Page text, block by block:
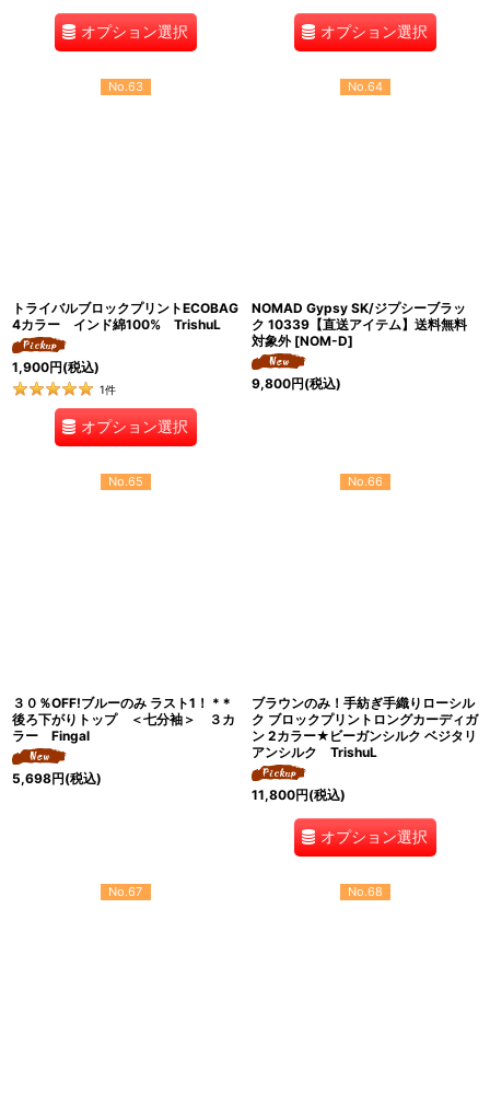
オプション選択 オプション選択
No.63
トライバルブロックプリントECOBAG
4カラー インド綿100% TrishuL
1,900円(税込)
1件
オプション選択
No.64
NOMAD Gypsy SK/ジプシーブラッ
ク 10339【直送アイテム】送料無料
対象外 [NOM-D]
9,800円(税込)
No.65
３０％OFF!ブルーのみ ラスト1！ *＊
後ろ下がりトップ ＜七分袖＞ ３カ
ラー Fingal
5,698円(税込)
No.66
ブラウンのみ！手紡ぎ手織りローシル
ク ブロックプリントロングカーディガ
ン 2カラー★ビーガンシルク ベジタリ
アンシルク TrishuL
11,800円(税込)
オプション選択
No.67 No.68